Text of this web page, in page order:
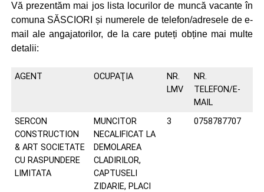
Vă prezentăm mai jos lista locurilor de muncă vacante în
comuna SĂSCIORI și numerele de telefon/adresele de e-
mail ale angajatorilor, de la care puteți obține mai multe
detalii:
AGENT OCUPAŢIA
NR.
LMV
NR.
TELEFON/E-
MAIL
SERCON
CONSTRUCTION
& ART SOCIETATE
CU RASPUNDERE
LIMITATA
MUNCITOR
NECALIFICAT LA
DEMOLAREA
CLADIRILOR,
CAPTUSELI
ZIDARIE, PLACI
3 0758787707